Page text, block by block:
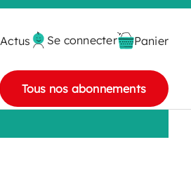
Actus Se connecter Panier
Tous nos abonnements